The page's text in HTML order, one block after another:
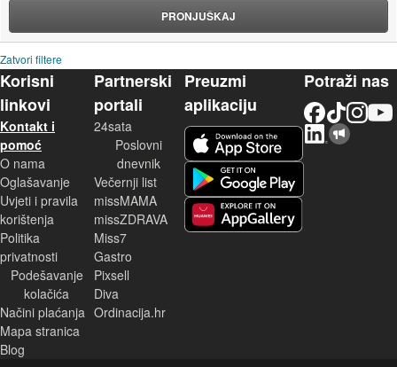
PRONJUŠKAJ
Zatvori filtere
Korisni
linkovi
Kontakt i
pomoć
O nama
Oglašavanje
Uvjeti i pravila
korištenja
Politika
privatnosti
Podešavanje
kolačića
Načini plaćanja
Mapa stranica
Blog
Partnerski
portali
24sata
Poslovni
dnevnik
Večernji list
missMAMA
missZDRAVA
Miss7
Gastro
Pixsell
Diva
Ordinacija.hr
Preuzmi
aplikaciju
Potraži nas